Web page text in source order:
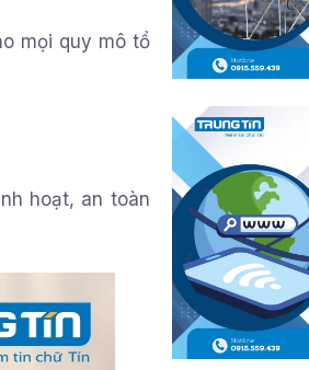
mọi quy mô tổ
hoạt, an toàn